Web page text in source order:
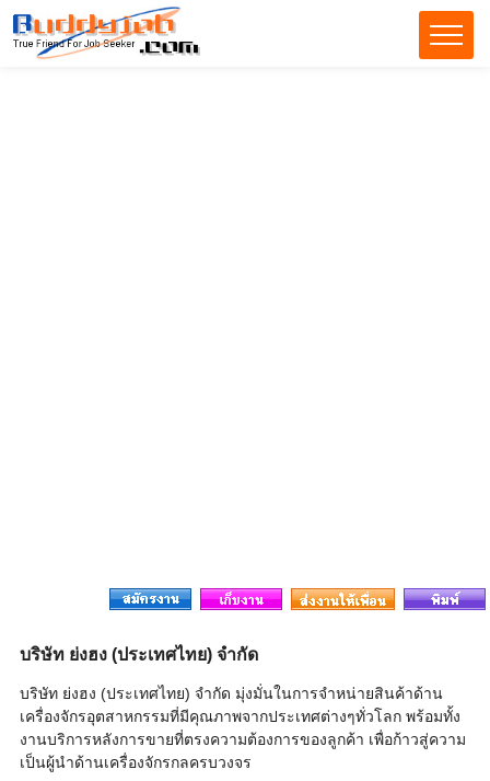
บริษัท ย่งฮง (ประเทศไทย) จำกัด
บริษัท ย่งฮง (ประเทศไทย) จำกัด มุ่งมั่นในการจำหน่ายสินค้าด้าน
เครื่องจักรอุตสาหกรรมที่มีคุณภาพจากประเทศต่างๆทั่วโลก พร้อมทั้ง
งานบริการหลังการขายที่ตรงความต้องการของลูกค้า เพื่อก้าวสู่ความ
เป็นผู้นำด้านเครื่องจักรกลครบวงจร